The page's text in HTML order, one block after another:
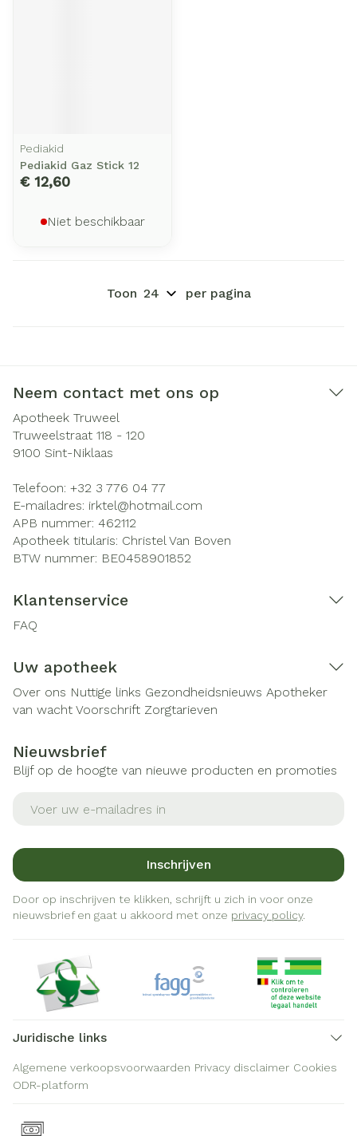
Pediakid
Pediakid Gaz Stick 12
€ 12,60
Niet beschikbaar
Toon per pagina
Neem contact met ons op
Apotheek Truweel
Truweelstraat 118 - 120
9100 Sint-Niklaas
Telefoon: +32 3 776 04 77
E-mailadres: irktel@hotmail.com
APB nummer: 462112
Apotheek titularis: Christel Van Boven
BTW nummer: BE0458901852
Klantenservice
FAQ
Uw apotheek
Over ons Nuttige links Gezondheidsnieuws Apotheker
van wacht Voorschrift Zorgtarieven
Nieuwsbrief
Blijf op de hoogte van nieuwe producten en promoties
Inschrijven
Door op inschrijven te klikken, schrijft u zich in voor onze
nieuwsbrief en gaat u akkoord met onze privacy policy.
Juridische links
Algemene verkoopsvoorwaarden Privacy disclaimer Cookies
ODR-platform